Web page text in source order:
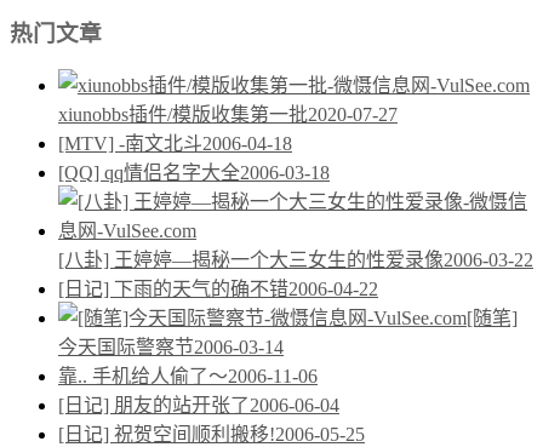
热门文章
xiunobbs插件/模版收集第一批2020-07-27
[MTV] -南文北斗2006-04-18
[QQ] qq情侣名字大全2006-03-18
[八卦] 王婷婷—揭秘一个大三女生的性爱录像2006-03-22
[日记] 下雨的天气的确不错2006-04-22
[随笔]
今天国际警察节2006-03-14
靠.. 手机给人偷了～2006-11-06
[日记] 朋友的站开张了2006-06-04
[日记] 祝贺空间顺利搬移!2006-05-25